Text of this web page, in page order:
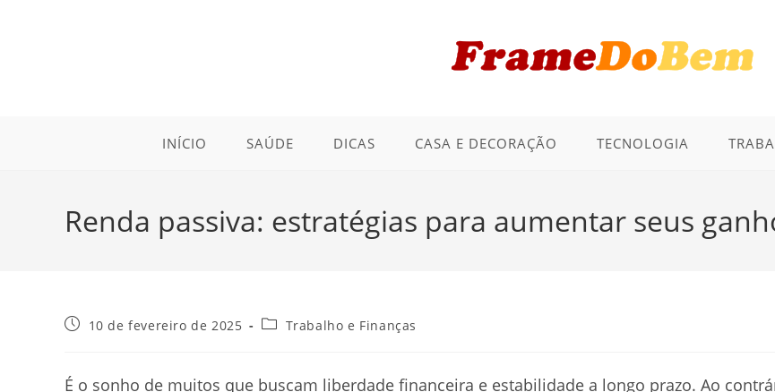
INÍCIO SAÚDE DICAS CASA E DECORAÇÃO TECNOLOGIA
Renda passiva: estratégias para aumentar seus
Post10 de fevereiro de 2025
Categoria
Trabalho e Finanças
É o sonho de muitos que buscam liberdade financeira e estabilidade a longo prazo. Ao